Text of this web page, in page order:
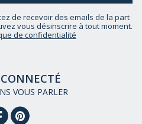
de recevoir des emails de la part
vous désinscrire à tout moment.
de confidentialité
VOUS PARLER